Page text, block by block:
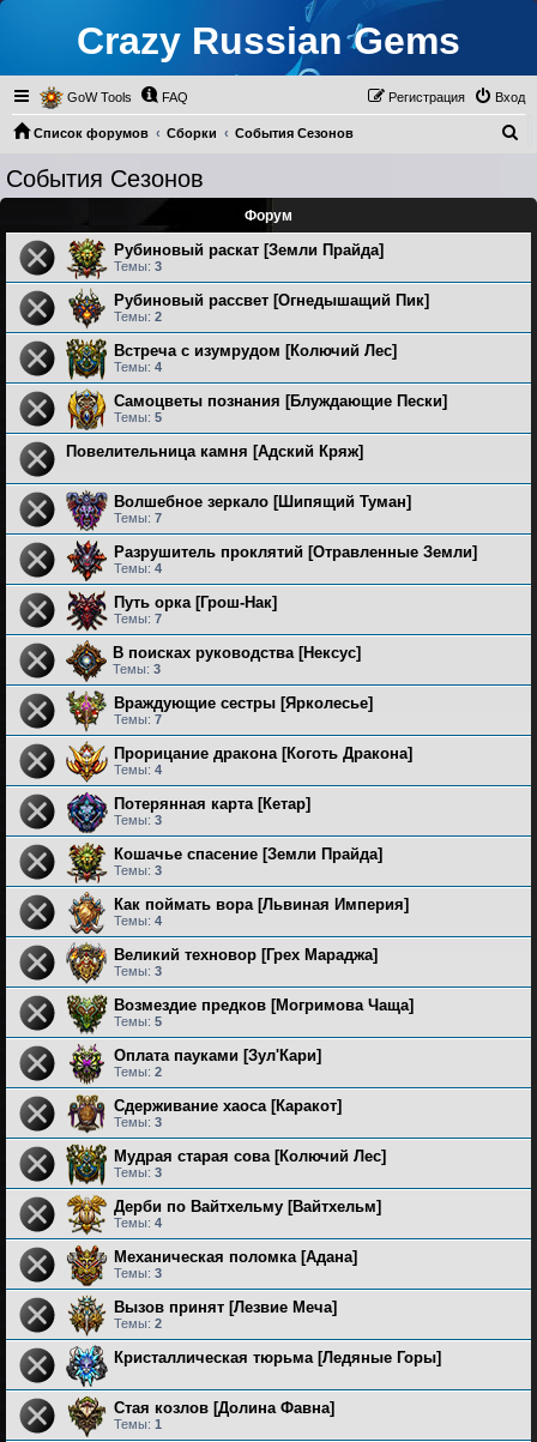
Crazy Russian Gems
GoW Tools FAQ Вход
Регистрация
Список форумов Сборки События Сезонов
События Сезонов
Форум
Рубиновый раскат [Земли Прайда]
Темы: 3
Рубиновый рассвет [Огнедышащий Пик]
Темы: 2
Встреча с изумрудом [Колючий Лес]
Темы: 4
Самоцветы познания [Блуждающие Пески]
Темы: 5
Повелительница камня [Адский Кряж]
Волшебное зеркало [Шипящий Туман]
Темы: 7
Разрушитель проклятий [Отравленные Земли]
Темы: 4
Путь орка [Грош-Нак]
Темы: 7
В поисках руководства [Нексус]
Темы: 3
Враждующие сестры [Ярколесье]
Темы: 7
Прорицание дракона [Коготь Дракона]
Темы: 4
Потерянная карта [Кетар]
Темы: 3
Кошачье спасение [Земли Прайда]
Темы: 3
Как поймать вора [Львиная Империя]
Темы: 4
Великий техновор [Грех Мараджа]
Темы: 3
Возмездие предков [Могримова Чаща]
Темы: 5
Оплата пауками [Зул'Кари]
Темы: 2
Сдерживание хаоса [Каракот]
Темы: 3
Мудрая старая сова [Колючий Лес]
Темы: 3
Дерби по Вайтхельму [Вайтхельм]
Темы: 4
Механическая поломка [Адана]
Темы: 3
Вызов принят [Лезвие Меча]
Темы: 2
Кристаллическая тюрьма [Ледяные Горы]
Стая козлов [Долина Фавна]
Темы: 1